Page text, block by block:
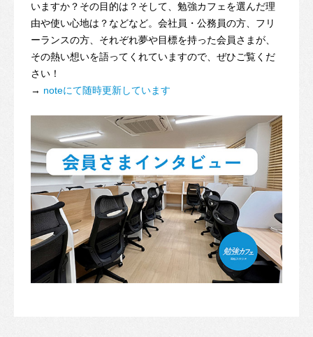
いますか？その目的は？そして、勉強カフェを選んだ理
由や使い心地は？などなど。会社員・公務員の方、フリ
ーランスの方、それぞれ夢や目標を持った会員さまが、
その熱い想いを語ってくれていますので、ぜひご覧くだ
さい！
→ noteにて随時更新しています